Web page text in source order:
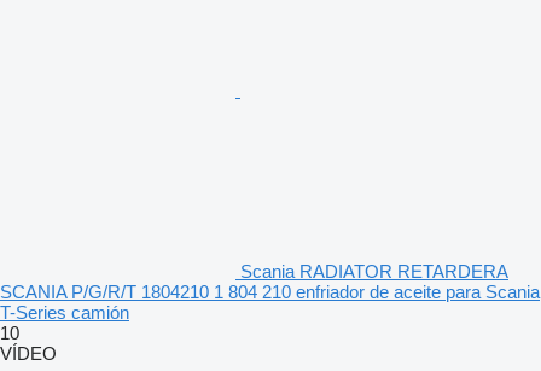
Scania RADIATOR RETARDERA
SCANIA P/G/R/T 1804210 1 804 210 enfriador de aceite para Scania
T-Series camión
10
VÍDEO